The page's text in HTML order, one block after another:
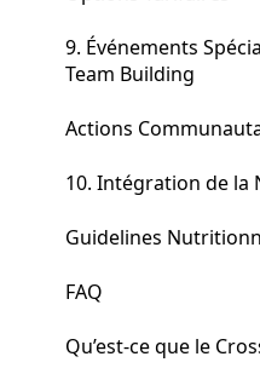
9. Événements
Team Building
Actions
10. Intégration de la
Guidelines
FAQ
Qu’est-ce que le